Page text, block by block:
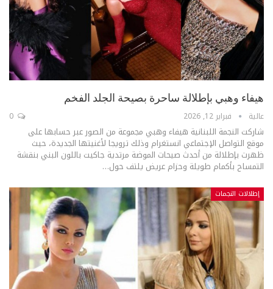
هيفاء وهبي بإطلالة ساحرة بصيحة الجلد الفخم
عالية فبراير 12, 2026
شاركت النجمة اللبنانية هيفاء وهبي مجموعة من الصور عبر حسابها على
موقع التواصل الإجتماعي انستغرام وذلك ترويجا لأغنيتها الجديدة، حيث
ظهرت بإطلالة من أحدث صيحات الموضة مرتدية جاكيت باللون البني بنقشة
التمساح بأكمام طويلة وحزام عريض يلتف حول…
إطلالات النجمات